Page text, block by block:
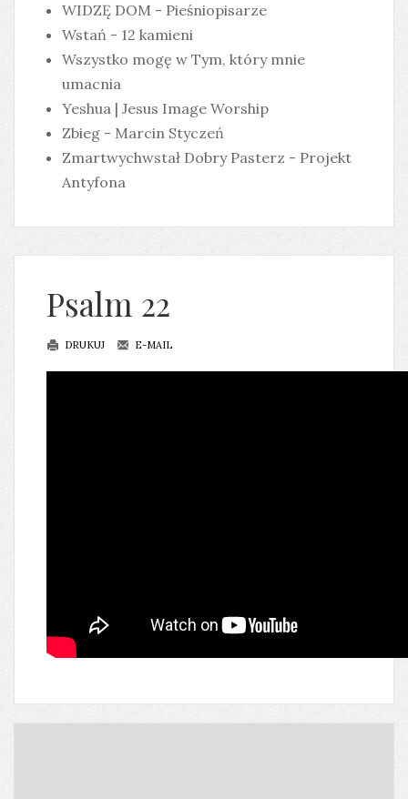
WIDZĘ DOM - Pieśniopisarze
Wstań - 12 kamieni
Wszystko mogę w Tym, który mnie
umacnia
Yeshua | Jesus Image Worship
Zbieg - Marcin Styczeń
Zmartwychwstał Dobry Pasterz - Projekt
Antyfona
Psalm 22
DRUKUJ E-MAIL